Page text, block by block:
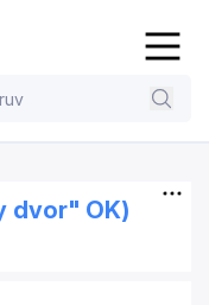
dvor" OK)